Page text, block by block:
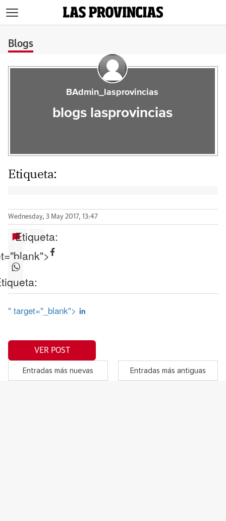
Blogs
BAdmin_lasprovincias
blogs lasprovincias
Etiqueta:
Wednesday, 3 May 2017, 13:47
Etiqueta:
" target="_blank">
VER POST
Entradas más nuevas Entradas más antiguas